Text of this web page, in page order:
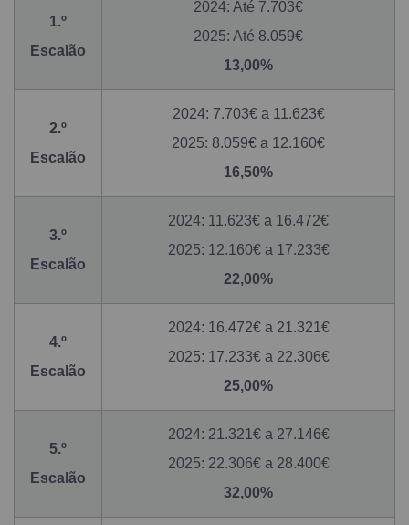
1.º
Escalão
2024: Até 7.703€
2025: Até 8.059€
13,00%
2.º
Escalão
2024: 7.703€ a 11.623€
2025: 8.059€ a 12.160€
16,50%
3.º
Escalão
2024: 11.623€ a 16.472€
2025: 12.160€ a 17.233€
22,00%
4.º
Escalão
2024: 16.472€ a 21.321€
2025: 17.233€ a 22.306€
25,00%
5.º
Escalão
2024: 21.321€ a 27.146€
2025: 22.306€ a 28.400€
32,00%